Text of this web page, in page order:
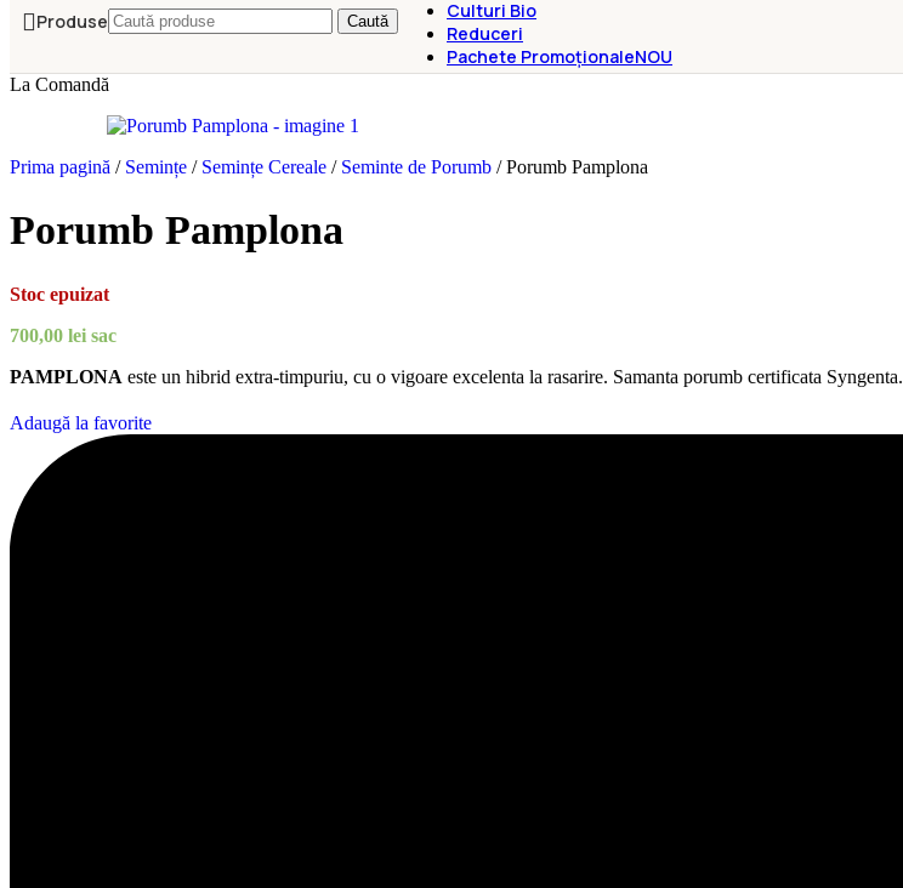
Produse Caută
Culturi Bio
Reduceri
Pachete PromoționaleNOU
La Comandă
Prima pagină / Semințe / Semințe Cereale / Seminte de Porumb / Porumb Pamplona
Porumb Pamplona
Stoc epuizat
700,00 lei sac
PAMPLONA este un hibrid extra-timpuriu, cu o vigoare excelenta la rasarire. Samanta porumb certificata Syngenta.
Adaugă la favorite